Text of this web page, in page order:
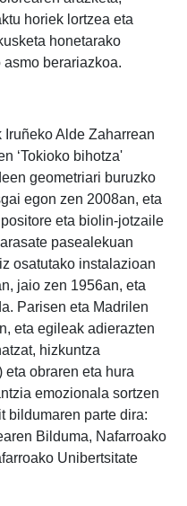
horiek lortzea eta
honetarako
berariazkoa.
Alde Zaharrean
‘Tokioko bihotza'
geometriari buruzko
egon zen 2008an, eta
eta biolin-jotzaile
pasealekuan
osatutako instalazioan
jaio zen 1956an, eta
Parisen eta Madrilen
eta egileak adierazten
hizkuntza
obraren eta hura
emozionala sortzen
bildumaren parte dira:
Bilduma, Nafarroako
Unibertsitate